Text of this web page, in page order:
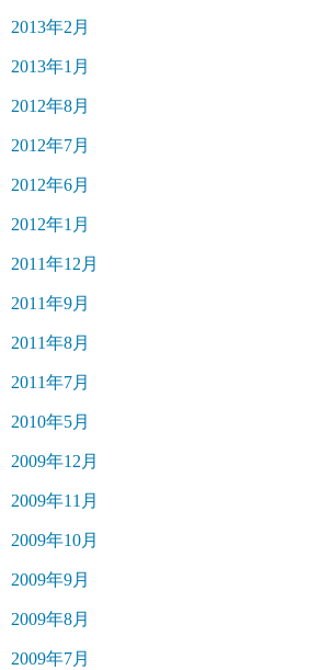
2013年2月
2013年1月
2012年8月
2012年7月
2012年6月
2012年1月
2011年12月
2011年9月
2011年8月
2011年7月
2010年5月
2009年12月
2009年11月
2009年10月
2009年9月
2009年8月
2009年7月